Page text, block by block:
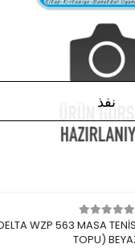
في المخزن
نفذ
WZP 563 MASA
TOPU)